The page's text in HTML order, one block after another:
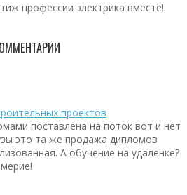
профессии электрика вместе!
проектов
поставлена на поток вот и нет
это та же продажа дипломов
А обучение на удаленке?